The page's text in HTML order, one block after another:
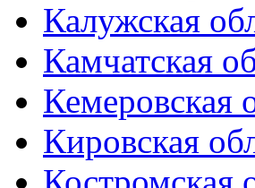
Калужская
Камчатская
Кемеровская
Кировская